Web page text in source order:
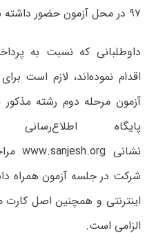
۹۷ در محل آزمون حضور داشته باشند.
داوطلبانی که نسبت به
اقدام نموده‌اند، لازم است
پایگاه
نشانی www.sanjesh.org
شرکت در جلسه آزمون همراه
اینترنتی و همچنین اصل
الزامی است.